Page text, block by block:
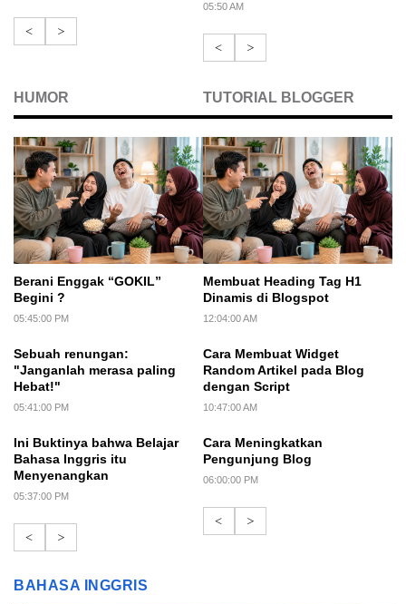
< >
05:50 AM
< >
HUMOR
Berani Enggak “GOKIL”
Begini ?
05:45:00 PM
Sebuah renungan:
"Janganlah merasa paling
Hebat!"
05:41:00 PM
Ini Buktinya bahwa Belajar
Bahasa Inggris itu
Menyenangkan
05:37:00 PM
< >
TUTORIAL BLOGGER
Membuat Heading Tag H1
Dinamis di Blogspot
12:04:00 AM
Cara Membuat Widget
Random Artikel pada Blog
dengan Script
10:47:00 AM
Cara Meningkatkan
Pengunjung Blog
06:00:00 PM
< >
BAHASA INGGRIS